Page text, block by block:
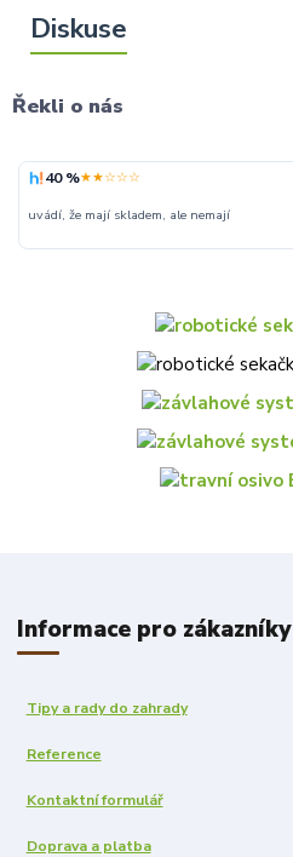
Řekli o nás
40 %★★☆☆☆
uvádí, že mají skladem, ale nemají
Informace pro zákazníky
Tipy a rady do zahrady
Reference
Kontaktní formulář
Doprava a platba